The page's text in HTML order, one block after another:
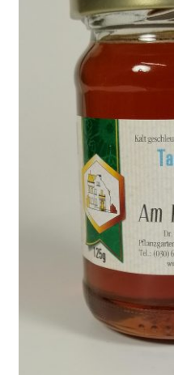
Mein Konto
Warenkorb